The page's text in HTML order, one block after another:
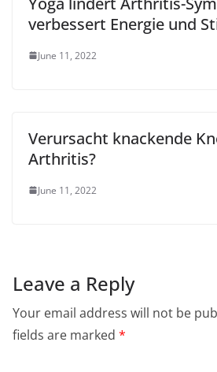
verbessert Energie und
June 11, 2022
Verursacht knackende
Arthritis?
June 11, 2022
Leave a Reply
Your email address will not be
fields are marked *